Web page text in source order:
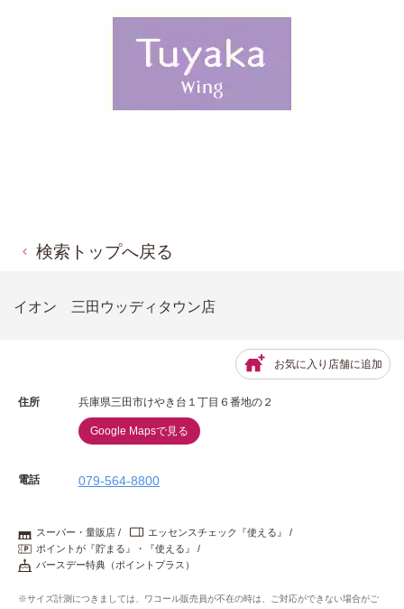
検索トップへ戻る
イオン 三田ウッディタウン店
お気に入り店舗に追加
住所 兵庫県三田市けやき台１丁目６番地の２
Google Mapsで見る
電話 079-564-8800
スーパー・量販店
エッセンスチェック『使える』
ポイントが『貯まる』・『使える』
バースデー特典（ポイントプラス）
※サイズ計測につきましては、ワコール販売員が不在の時は、ご対応ができない場合がご